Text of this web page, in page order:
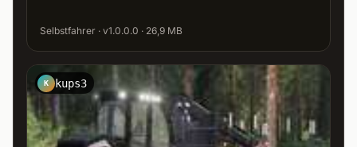
Selbstfahrer · v1.0.0.0 · 26,9 MB
K kups3